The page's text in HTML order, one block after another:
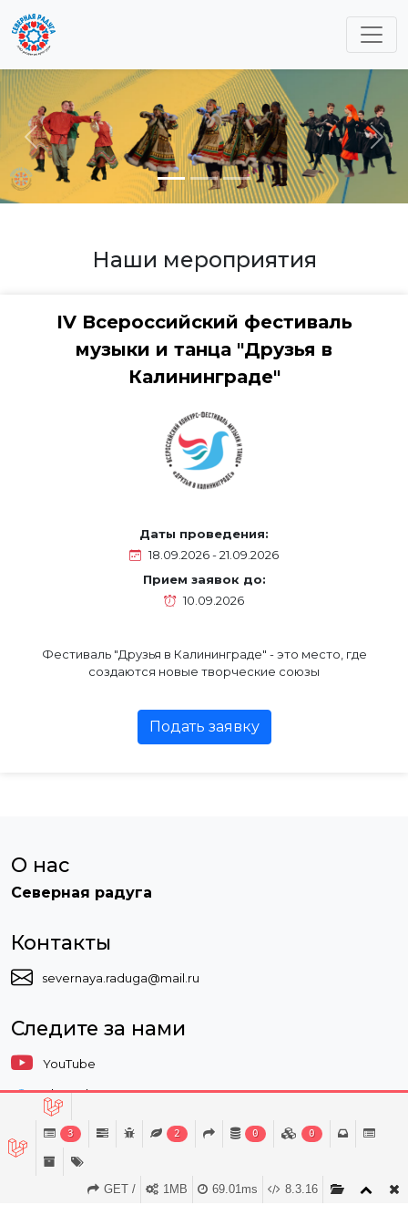
Previous Next
Наши мероприятия
IV Всероссийский фестиваль
музыки и танца "Друзья в
Калининграде"
Даты проведения:
18.09.2026 - 21.09.2026
Прием заявок до:
10.09.2026
Фестиваль "Друзья в Калининграде" - это место, где
создаются новые творческие союзы
Подать заявку
О нас
Северная радуга
Контакты
severnaya.raduga@mail.ru
Следите за нами
YouTube
Vkontakte
3 2 0 0
8.3.16
69.01ms
1MB
GET /